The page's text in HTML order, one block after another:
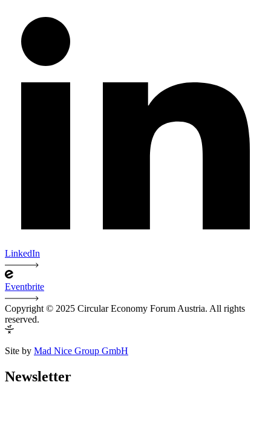
LinkedIn
Eventbrite
Copyright © 2025 Circular Economy Forum Austria. All rights
reserved.
Site by Mad Nice Group GmbH
Newsletter